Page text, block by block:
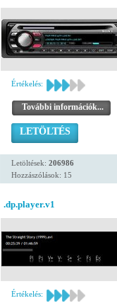
Értékelés:
További információk...
LETÖLTÉS
Letöltések: 206986
Hozzászólások: 15
.dp.player.v1
Értékelés: